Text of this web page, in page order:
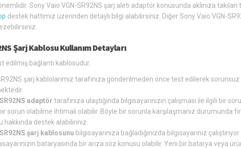
Sony Vaio VGN-SR92NS şarj aleti adaptör konusunda aklınıza
destek hattımız üzerinden detaylı bilgi alabilirsiniz. Diğer Sony Vaio VGN-
Şarj Kablosu Kullanım Detayları
edilmiş bağlantı kablosudur.
şarj kablolarımız tarafınıza gönderilmeden önce test edilerek sorunsuz
adaptör tarafınıza ulaştığında bilgisayarınızın çalışması ile ilgili bir
sorun olabilme ihtimali olabilir. Böyle bir sorunla karşılaşmanız durumunda
hakkında destek alabiliriniz.
şarj kablosunu bilgisayarınıza bağladığınızda bilgisayarınız
bataryasında bir arıza söz konusu olabilir. Yeni bir batarya veya